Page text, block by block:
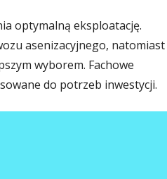
optymalną eksploatację.
asenizacyjnego, natomiast
wyborem. Fachowe
do potrzeb inwestycji.